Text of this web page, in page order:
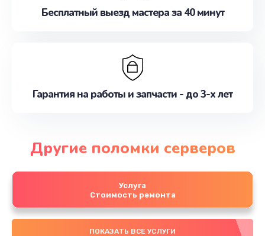
Бесплатный выезд мастера за 40 минут
Гарантия на работы и запчасти - до 3-х лет
Другие поломки серверов
Услуга
Стоимость ремонта
ПОКАЗАТЬ ВСЕ УСЛУГИ